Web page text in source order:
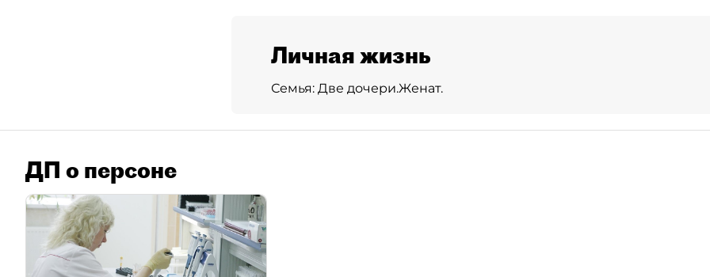
Личная жизнь
Семья: Две дочери.Женат.
ДП о персоне